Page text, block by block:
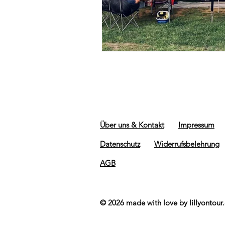
Über uns & Kontakt
Impressum
Datenschutz
Widerrufsbelehrung
AGB
© 2026 made with love by